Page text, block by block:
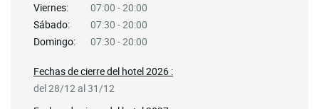
Viernes:
07:00 - 20:00
Sábado:
07:30 - 20:00
Domingo:
07:30 - 20:00
Fechas de cierre del hotel 2026 :
del 28/12 al 31/12